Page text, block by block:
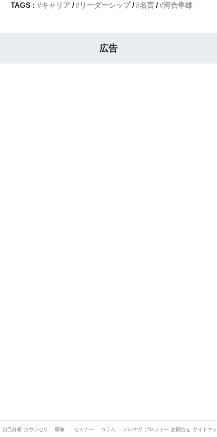
TAGS :
キャリア リーダーシップ 名言 河合隼雄
広告
自己分析 カウンセリング研修 セミナー コラム メルマガ プロフィールお問合せ サイトマ